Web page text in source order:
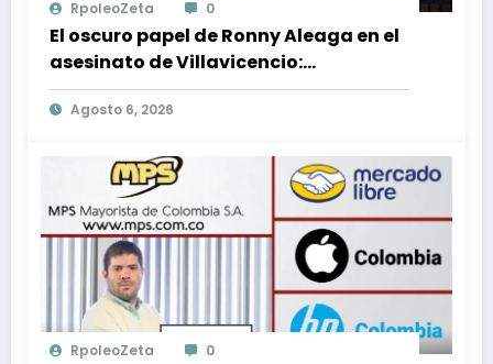
RpoleoZeta 0
El oscuro papel de Ronny Aleaga en el
asesinato de Villavicencio:
conexiones con Jordán y Christiansen
reveladas
Agosto 6, 2026
RpoleoZeta 0